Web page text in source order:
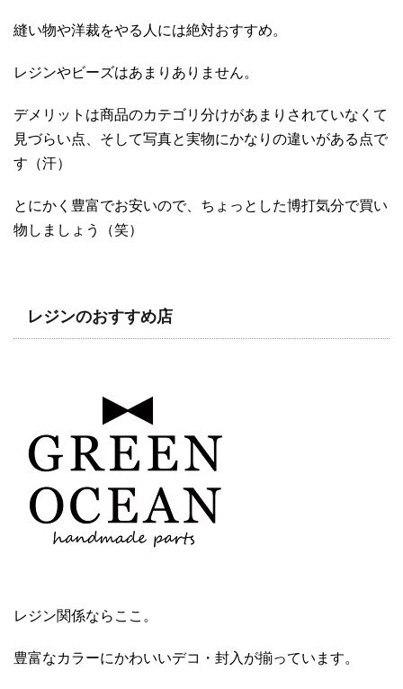
縫い物や洋裁をやる人には絶対おすすめ。
レジンやビーズはあまりありません。
デメリットは商品のカテゴリ分けがあまりされていなくて
見づらい点、そして写真と実物にかなりの違いがある点で
す（汗）
とにかく豊富でお安いので、ちょっとした博打気分で買い
物しましょう（笑）
レジンのおすすめ店
レジン関係ならここ。
豊富なカラーにかわいいデコ・封入が揃っています。